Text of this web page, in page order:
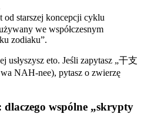
starszej koncepcji cyklu
we współczesnym
zodiaku”.
usłyszysz eto. Jeśli zapytasz „干支
NAH-nee), pytasz o zwierzę
dlaczego wspólne „skrypty